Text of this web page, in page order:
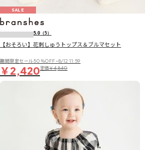
SALE
5.0 （5）
【おそろい】花刺しゅうトップス＆ブルマセット
期間限定セール50％OFF~8/12 11:59
￥2,420定価￥4,840